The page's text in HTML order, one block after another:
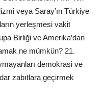
veya Saray’ın Türkiye
yerleşmesi vakit
Birliği ve Amerika’dan
ne mümkün? 21.
demokrasi ve
zabıtlara geçirmek